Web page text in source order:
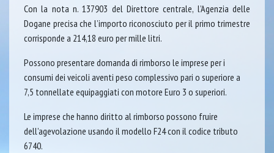
Con la nota n. 137903 del Direttore centrale, l’Agenzia delle
Dogane precisa che l’importo riconosciuto per il primo trimestre
corrisponde a 214,18 euro per mille litri.
Possono presentare domanda di rimborso le imprese per i
consumi dei veicoli aventi peso complessivo pari o superiore a
7,5 tonnellate equipaggiati con motore Euro 3 o superiori.
Le imprese che hanno diritto al rimborso possono fruire
dell’agevolazione usando il modello F24 con il codice tributo
6740.